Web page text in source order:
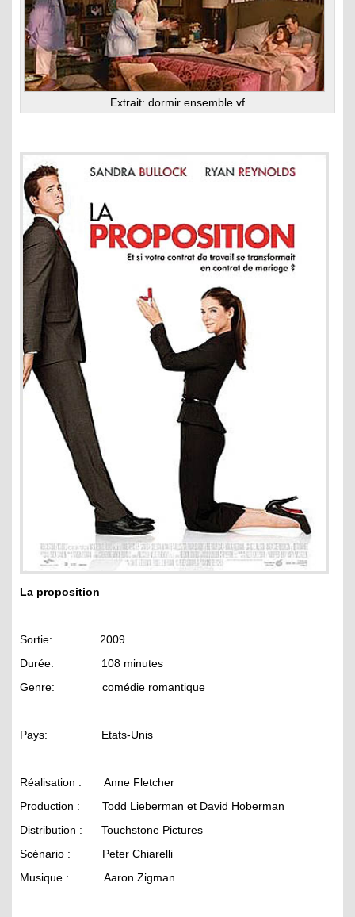
Extrait: dormir ensemble vf
La proposition
Sortie: 2009
Durée: 108 minutes
Genre: comédie romantique
Pays: Etats-Unis
Réalisation : Anne Fletcher
Production : Todd Lieberman et David Hoberman
Distribution : Touchstone Pictures
Scénario : Peter Chiarelli
Musique : Aaron Zigman